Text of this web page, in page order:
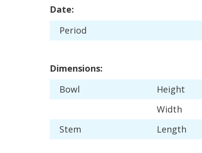
Date:
Period
Dimensions:
Bowl
Height
Width
Stem
Length